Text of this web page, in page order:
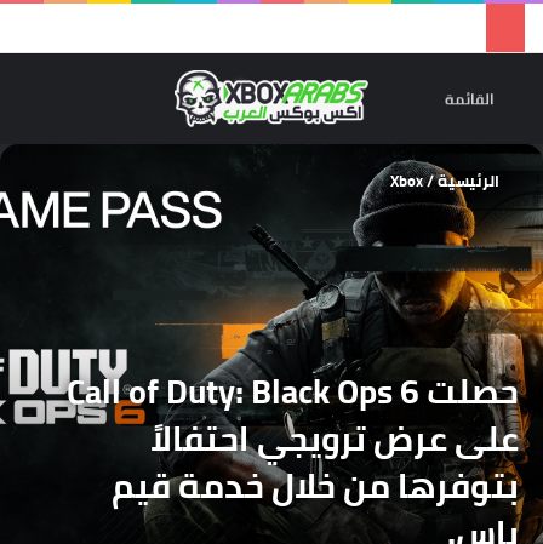
القائمة
الرئيسية/
Xbox
حصلت Call of Duty: Black Ops 6
على عرض ترويجي احتفالاً
بتوفرها من خلال خدمة قيم